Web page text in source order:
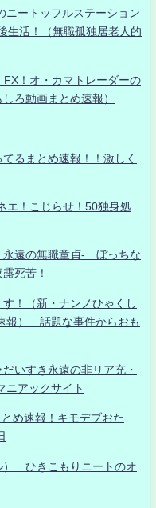
ニートッフルステーション
生活！（無職孤独居老人的
！オ・カマトレーダーの
ろ動画まとめ速報）
るまとめ速報！！激しく
エ！こじらせ！50独身処
遠の無職童貞- ぼっちな
死苦！
！（新・ナンノひゃくし
報） 話題な事件からおも
いすき永遠の非リア充・
ニアックサイト
め速報！キモデブおた
） ひきこもりニートのオ